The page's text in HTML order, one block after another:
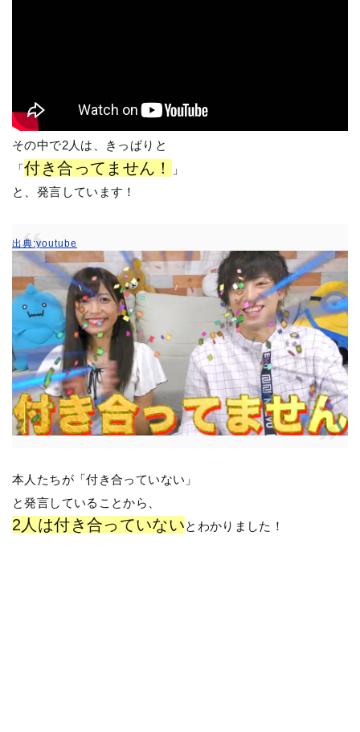
その中で2人は、きっぱりと
「付き合ってません！
」
と、発言しています！
出典:youtube
本人たちが「付き合っていない」
と発言していることから、
2人は付き合っていないとわかりました！